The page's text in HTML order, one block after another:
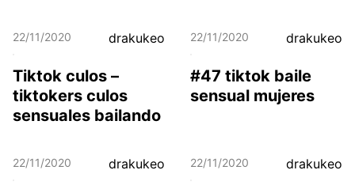
22/11/2020 drakukeo
Tiktok culos –
tiktokers culos
sensuales bailando
22/11/2020 drakukeo
#47 tiktok baile
sensual mujeres
22/11/2020 drakukeo 22/11/2020 drakukeo